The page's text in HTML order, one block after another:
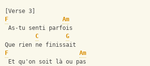
[Verse 3]
F
Am
As-tu senti parfois
C
G
Que rien ne finissait
F
Am
Et qu'on soit là ou pas